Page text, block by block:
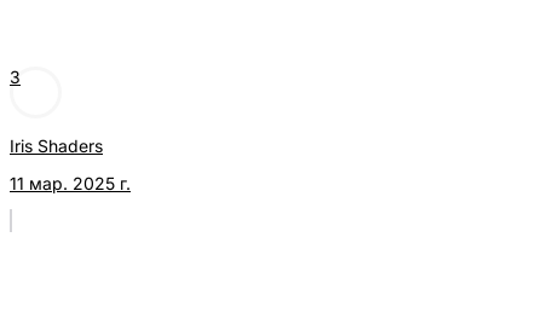
3
Iris Shaders
11 мар. 2025 г.